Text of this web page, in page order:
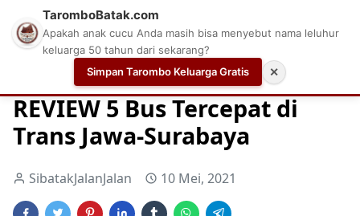
Bisnis Pariwisata Bus Bus Surabaya
REVIEW 5 Bus Tercepat di
Trans Jawa-Surabaya
SibatakJalanJalan 10 Mei, 2021
TaromboBatak.com
Apakah anak cucu Anda masih bisa menyebut nama leluhur
keluarga 50 tahun dari sekarang?
Simpan Tarombo Keluarga Gratis
✕